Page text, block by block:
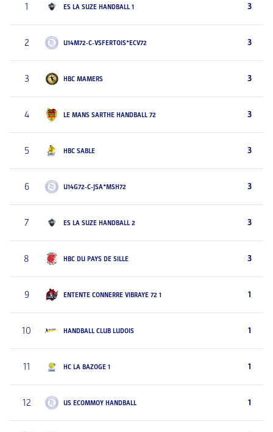
1 ES LA SUZE HANDBALL 1 3
2 U14M72-C-VSFERTOIS*ECV72 3
3 HBC MAMERS 3
4 LE MANS SARTHE HANDBALL 72 3
5 HBC SABLE 3
6 U14G72-C-JSA*MSH72 3
7 ES LA SUZE HANDBALL 2 3
8 HBC DU PAYS DE SILLE 3
9 ENTENTE CONNERRE VIBRAYE 72 1 1
10 HANDBALL CLUB LUDOIS 1
11 HC LA BAZOGE 1 1
12 US ECOMMOY HANDBALL 1